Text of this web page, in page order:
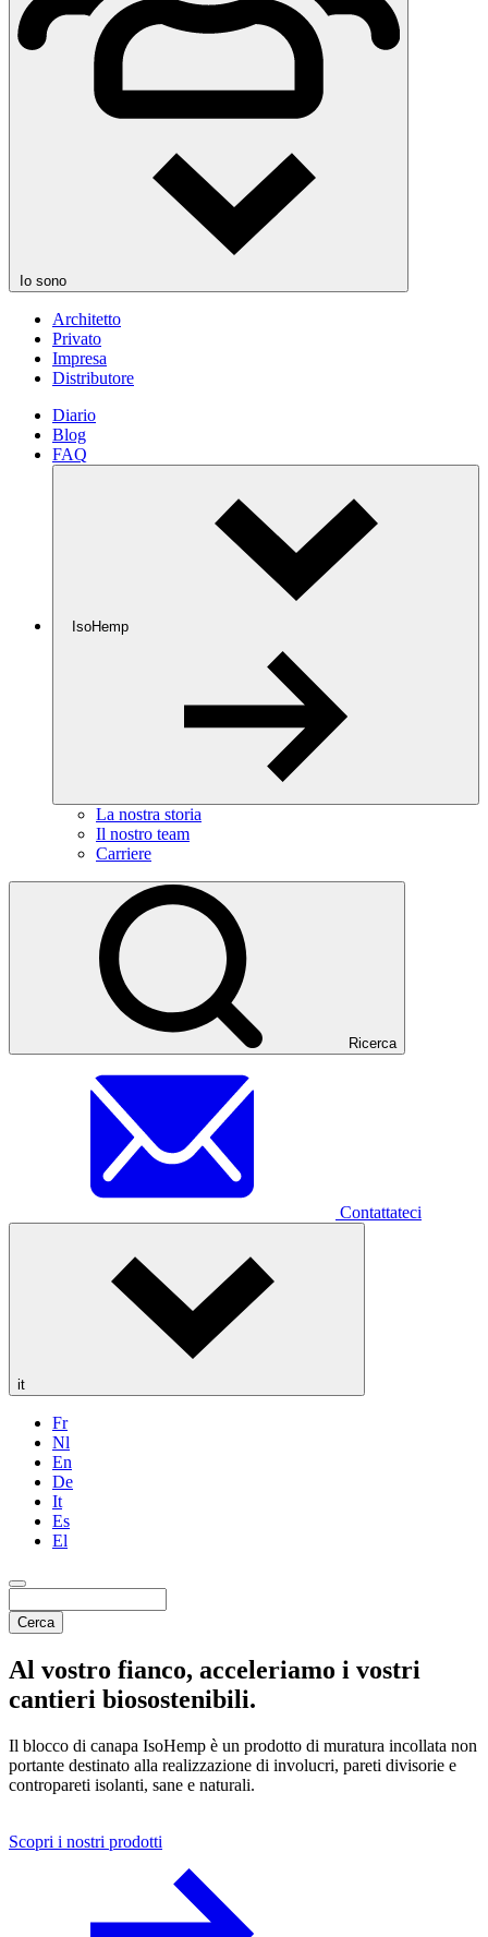
Io sono
Architetto
Privato
Impresa
Distributore
Diario
Blog
FAQ
IsoHemp
La nostra storia
Il nostro team
Carriere
Ricerca
Contattateci
it
Fr
Nl
En
De
It
Es
El
Al vostro fianco, acceleriamo i vostri
cantieri biosostenibili.
Il blocco di canapa IsoHemp è un prodotto di muratura incollata non
portante destinato alla realizzazione di involucri, pareti divisorie e
contropareti isolanti, sane e naturali.
Scopri i nostri prodotti